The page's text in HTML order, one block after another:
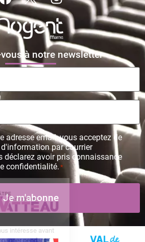
à notre newsletter
adresse email, vous acceptez de
par courrier
déclarez avoir pris connaissance
confidentialité. *